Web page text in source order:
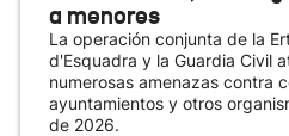
a menores
La operación conjunta de la
d'Esquadra y la Guardia Civil
numerosas amenazas contra
ayuntamientos y otros
de 2026.